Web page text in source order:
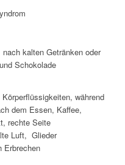
kalten Getränken oder
Schokolade
während
dem Essen, Kaffee,
rechte Seite
Luft, Glieder
Erbrechen